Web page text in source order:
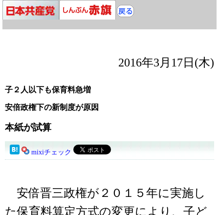
2016年3月17日(木)
子２人以下も保育料急増
安倍政権下の新制度が原因
本紙が試算
mixiチェック
安倍晋三政権が２０１５年に実施し
た保育料算定方式の変更により、子ど